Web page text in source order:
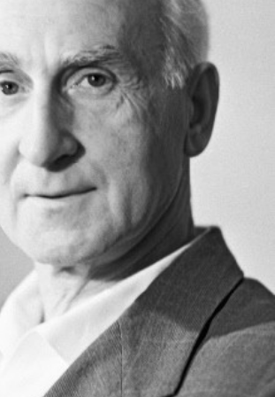
України
технічних і математичних
і біологічних наук
і гуманітарних наук
Президії
та комісії
МОН та НАН України